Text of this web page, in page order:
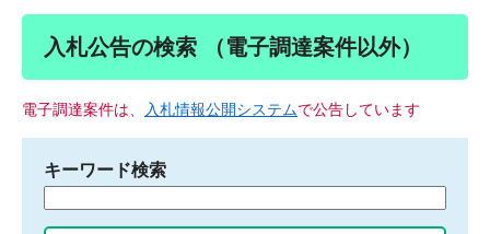
入札公告の検索 （電子調達案件以外）
電子調達案件は、 入札情報公開システムで公告しています
キーワード検索